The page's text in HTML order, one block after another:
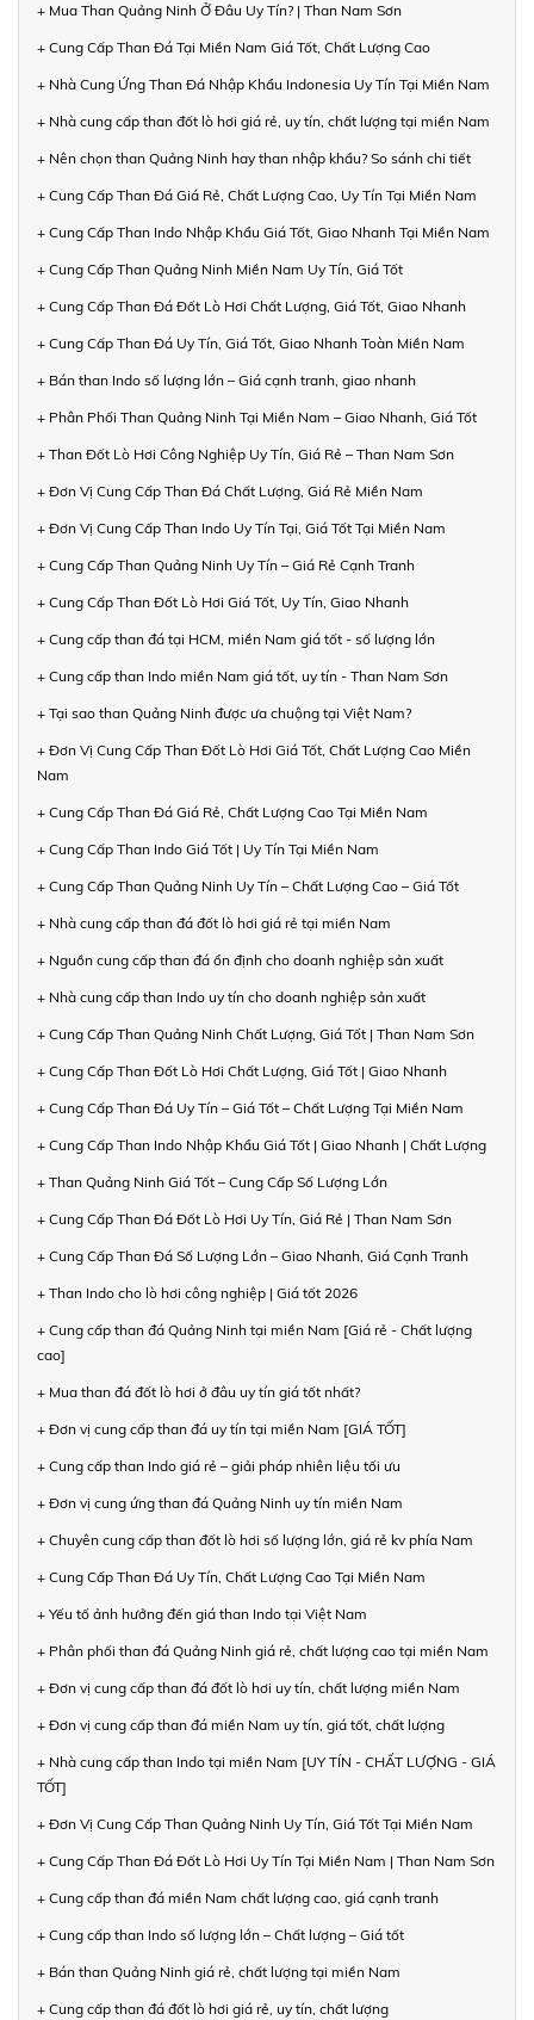
+ Mua Than Quảng Ninh Ở Đâu Uy Tín? | Than Nam Sơn
+ Cung Cấp Than Đá Tại Miền Nam Giá Tốt, Chất Lượng Cao
+ Nhà Cung Ứng Than Đá Nhập Khẩu Indonesia Uy Tín Tại Miền Nam
+ Nhà cung cấp than đốt lò hơi giá rẻ, uy tín, chất lượng tại miền Nam
+ Nên chọn than Quảng Ninh hay than nhập khẩu? So sánh chi tiết
+ Cung Cấp Than Đá Giá Rẻ, Chất Lượng Cao, Uy Tín Tại Miền Nam
+ Cung Cấp Than Indo Nhập Khẩu Giá Tốt, Giao Nhanh Tại Miền Nam
+ Cung Cấp Than Quảng Ninh Miền Nam Uy Tín, Giá Tốt
+ Cung Cấp Than Đá Đốt Lò Hơi Chất Lượng, Giá Tốt, Giao Nhanh
+ Cung Cấp Than Đá Uy Tín, Giá Tốt, Giao Nhanh Toàn Miền Nam
+ Bán than Indo số lượng lớn – Giá cạnh tranh, giao nhanh
+ Phân Phối Than Quảng Ninh Tại Miền Nam – Giao Nhanh, Giá Tốt
+ Than Đốt Lò Hơi Công Nghiệp Uy Tín, Giá Rẻ – Than Nam Sơn
+ Đơn Vị Cung Cấp Than Đá Chất Lượng, Giá Rẻ Miền Nam
+ Đơn Vị Cung Cấp Than Indo Uy Tín Tại, Giá Tốt Tại Miền Nam
+ Cung Cấp Than Quảng Ninh Uy Tín – Giá Rẻ Cạnh Tranh
+ Cung Cấp Than Đốt Lò Hơi Giá Tốt, Uy Tín, Giao Nhanh
+ Cung cấp than đá tại HCM, miền Nam giá tốt - số lượng lớn
+ Cung cấp than Indo miền Nam giá tốt, uy tín - Than Nam Sơn
+ Tại sao than Quảng Ninh được ưa chuộng tại Việt Nam?
+ Đơn Vị Cung Cấp Than Đốt Lò Hơi Giá Tốt, Chất Lượng Cao Miền
Nam
+ Cung Cấp Than Đá Giá Rẻ, Chất Lượng Cao Tại Miền Nam
+ Cung Cấp Than Indo Giá Tốt | Uy Tín Tại Miền Nam
+ Cung Cấp Than Quảng Ninh Uy Tín – Chất Lượng Cao – Giá Tốt
+ Nhà cung cấp than đá đốt lò hơi giá rẻ tại miền Nam
+ Nguồn cung cấp than đá ổn định cho doanh nghiệp sản xuất
+ Nhà cung cấp than Indo uy tín cho doanh nghiệp sản xuất
+ Cung Cấp Than Quảng Ninh Chất Lượng, Giá Tốt | Than Nam Sơn
+ Cung Cấp Than Đốt Lò Hơi Chất Lượng, Giá Tốt | Giao Nhanh
+ Cung Cấp Than Đá Uy Tín – Giá Tốt – Chất Lượng Tại Miền Nam
+ Cung Cấp Than Indo Nhập Khẩu Giá Tốt | Giao Nhanh | Chất Lượng
+ Than Quảng Ninh Giá Tốt – Cung Cấp Số Lượng Lớn
+ Cung Cấp Than Đá Đốt Lò Hơi Uy Tín, Giá Rẻ | Than Nam Sơn
+ Cung Cấp Than Đá Số Lượng Lớn – Giao Nhanh, Giá Cạnh Tranh
+ Than Indo cho lò hơi công nghiệp | Giá tốt 2026
+ Cung cấp than đá Quảng Ninh tại miền Nam [Giá rẻ - Chất lượng
cao]
+ Mua than đá đốt lò hơi ở đâu uy tín giá tốt nhất?
+ Đơn vị cung cấp than đá uy tín tại miền Nam [GIÁ TỐT]
+ Cung cấp than Indo giá rẻ – giải pháp nhiên liệu tối ưu
+ Đơn vị cung ứng than đá Quảng Ninh uy tín miền Nam
+ Chuyên cung cấp than đốt lò hơi số lượng lớn, giá rẻ kv phía Nam
+ Cung Cấp Than Đá Uy Tín, Chất Lượng Cao Tại Miền Nam
+ Yếu tố ảnh hưởng đến giá than Indo tại Việt Nam
+ Phân phối than đá Quảng Ninh giá rẻ, chất lượng cao tại miền Nam
+ Đơn vị cung cấp than đá đốt lò hơi uy tín, chất lượng miền Nam
+ Đơn vị cung cấp than đá miền Nam uy tín, giá tốt, chất lượng
+ Nhà cung cấp than Indo tại miền Nam [UY TÍN - CHẤT LƯỢNG - GIÁ
TỐT]
+ Đơn Vị Cung Cấp Than Quảng Ninh Uy Tín, Giá Tốt Tại Miền Nam
+ Cung Cấp Than Đá Đốt Lò Hơi Uy Tín Tại Miền Nam | Than Nam Sơn
+ Cung cấp than đá miền Nam chất lượng cao, giá cạnh tranh
+ Cung cấp than Indo số lượng lớn – Chất lượng – Giá tốt
+ Bán than Quảng Ninh giá rẻ, chất lượng tại miền Nam
+ Cung cấp than đá đốt lò hơi giá rẻ, uy tín, chất lượng